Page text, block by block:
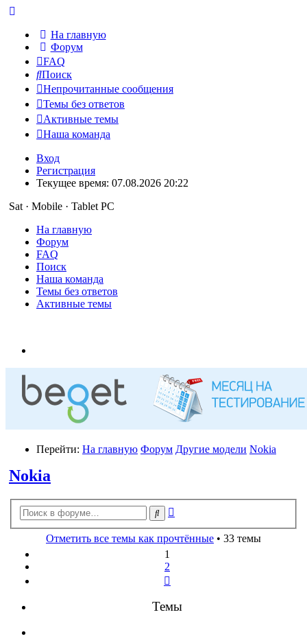
На главную
Форум
FAQ
Поиск
Непрочитанные сообщения
Темы без ответов
Активные темы
Наша команда
Вход
Регистрация
Текущее время: 07.08.2026 20:22
Sat · Mobile · Tablet PC
На главную
Форум
FAQ
Поиск
Наша команда
Темы без ответов
Активные темы
Перейти: На главную Форум Другие модели Nokia
Nokia
Поиск
Отметить все темы как прочтённые • 33 темы
1
2
Темы